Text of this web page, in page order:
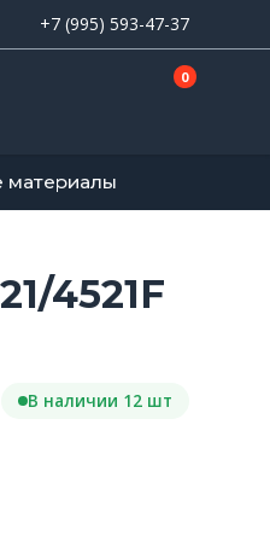
+7 (995) 593-47-37
0
материалы
4521F
В наличии 12 шт